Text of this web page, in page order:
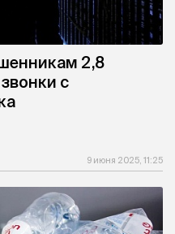
2,8
с
9 июня 2025, 11:25